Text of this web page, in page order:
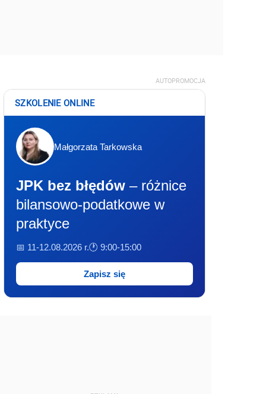
AUTOPROMOCJA
SZKOLENIE ONLINE
Małgorzata Tarkowska
JPK bez błędów – różnice
bilansowo-podatkowe w
praktyce
📅 11-12.08.2026 r.🕐 9:00-15:00
Zapisz się